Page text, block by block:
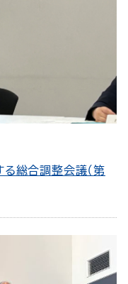
総合調整会議（第